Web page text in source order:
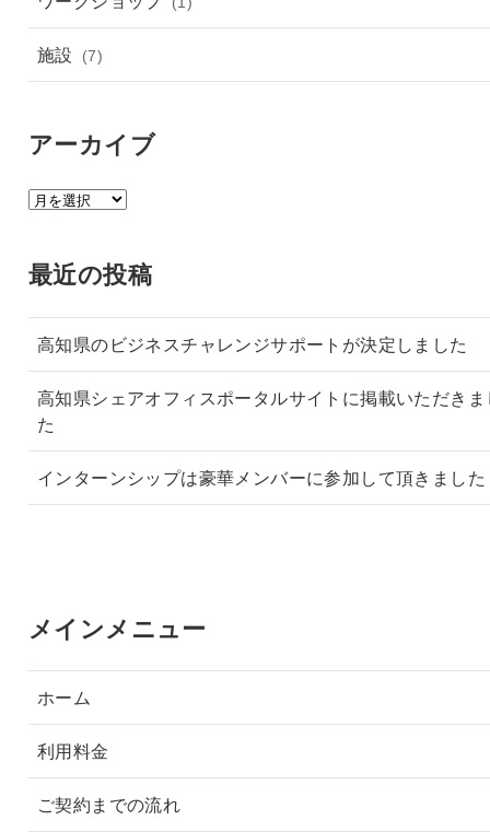
施設 (7)
アーカイブ
ア
イ
最近の投稿
高知県のビジネスチャレンジサポートが決定しました
高知県シェアオフィスポータルサイトに掲載いただきま
た
インターンシップは豪華メンバーに参加して頂きました
メインメニュー
ホーム
利用料金
ご契約までの流れ